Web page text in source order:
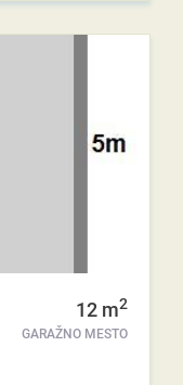
12 m2
GARAŽNO MESTO